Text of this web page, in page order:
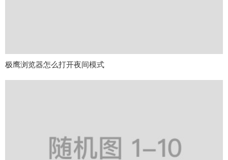
极鹰浏览器怎么打开夜间模式